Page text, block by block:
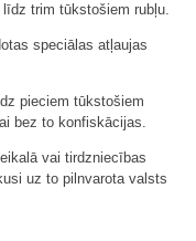
trim tūkstošiem rubļu.
speciālas atļaujas
pieciem tūkstošiem
bez to konfiskācijas.
vai tirdzniecības
uz to pilnvarota valsts